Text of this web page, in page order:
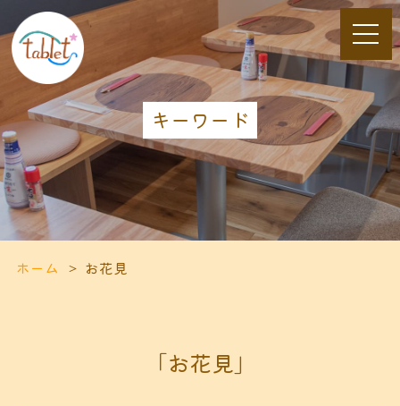
キーワード
ホーム お花見
「お花見」